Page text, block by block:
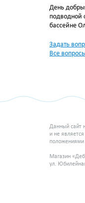
День
подводной
бассейне
Задать
Все
Данный сайт
и не
положениями
Магазин
ул.